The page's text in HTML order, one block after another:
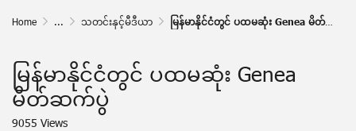
Home ... သတင်းနှင့်မီဒီယာ မြန်မာနိုင်ငံတွင် ပထမဆုံး Genea မိတ်ဆက်ပွဲ
မြန်မာနိုင်ငံတွင် ပထမဆုံး Genea
မိတ်ဆက်ပွဲ
9055 Views